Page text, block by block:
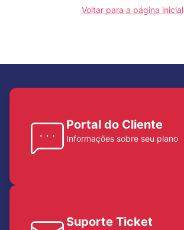
Voltar para a página inicial
Portal do Cliente
Informações sobre seu plano
Suporte Ticket